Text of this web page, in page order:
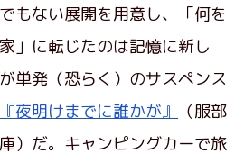
もない展開を用意し、「何を
」に転じたのは記憶に新し
単発（恐らく）のサスペンス
『夜明けまでに誰かが』
（服部
）だ。キャンピングカーで旅